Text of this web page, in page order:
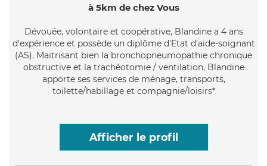
à 5km de chez Vous
Dévouée, volontaire et coopérative, Blandine a 4 ans
d'expérience et possède un diplôme d'Etat d'aide-soignant
(AS). Maitrisant bien la bronchopneumopathie chronique
obstructive et la trachéotomie / ventilation, Blandine
apporte ses services de ménage, transports,
toilette/habillage et compagnie/loisirs*
Afficher le profil